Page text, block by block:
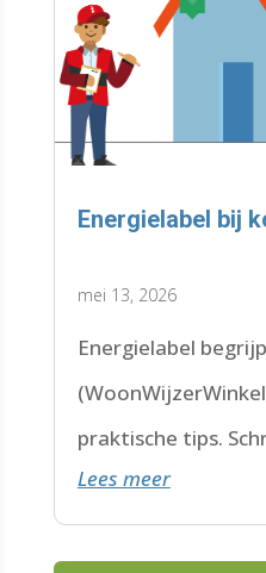
Energielabel bij
mei 13, 2026
Energielabel
praktische tips.
Check de datum.
Lees meer